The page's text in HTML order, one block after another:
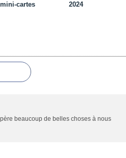
mini-cartes
2024
beaucoup de belles choses à nous